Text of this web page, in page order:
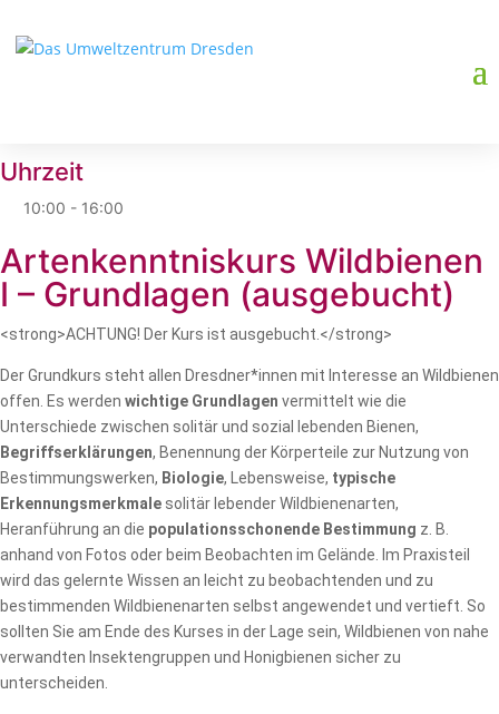
Datum
Uhrzeit
10:00 - 16:00
Artenkenntniskurs Wildbienen
I – Grundlagen (ausgebucht)
<strong>ACHTUNG! Der Kurs ist ausgebucht.</strong>
Der Grundkurs steht allen Dresdner*innen mit Interesse an Wildbienen
offen. Es werden wichtige Grundlagen vermittelt wie die
Unterschiede zwischen solitär und sozial lebenden Bienen,
Begriffserklärungen, Benennung der Körperteile zur Nutzung von
Bestimmungswerken, Biologie, Lebensweise, typische
Erkennungsmerkmale solitär lebender Wildbienenarten,
Heranführung an die populationsschonende Bestimmung z. B.
anhand von Fotos oder beim Beobachten im Gelände. Im Praxisteil
wird das gelernte Wissen an leicht zu beobachtenden und zu
bestimmenden Wildbienenarten selbst angewendet und vertieft. So
sollten Sie am Ende des Kurses in der Lage sein, Wildbienen von nahe
verwandten Insektengruppen und Honigbienen sicher zu
unterscheiden.